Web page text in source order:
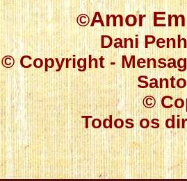
©Amor
Dani
© Copyright -
©
Todos os